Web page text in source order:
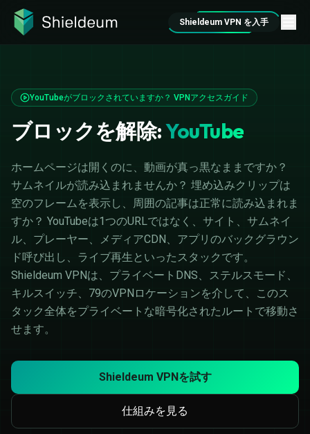
Shieldeum VPN を入手
YouTubeがブロックされていますか？ VPNアクセスガイド
ブロックを解除:YouTube
ホームページは開くのに、動画が真っ黒なままですか？
サムネイルが読み込まれませんか？ 埋め込みクリップは
空のフレームを表示し、周囲の記事は正常に読み込まれま
すか？ YouTubeは1つのURLではなく、サイト、サムネイ
ル、プレーヤー、メディアCDN、アプリのバックグラウン
ド呼び出し、ライブ再生といったスタックです。
Shieldeum VPNは、プライベートDNS、ステルスモード、
キルスイッチ、79のVPNロケーションを介して、このス
タック全体をプライベートな暗号化されたルートで移動さ
せます。
Shieldeum VPNを試す
仕組みを見る